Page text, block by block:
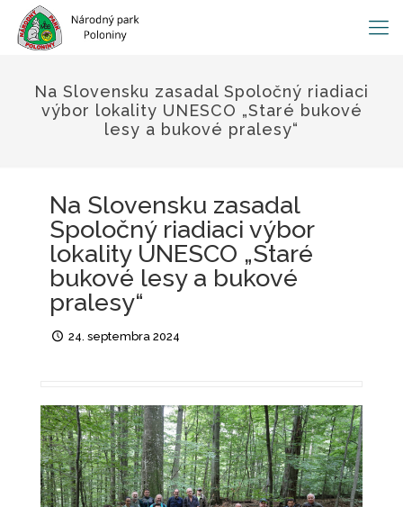
Na Slovensku zasadal Spoločný riadiaci
výbor lokality UNESCO „Staré bukové
lesy a bukové pralesy“
Na Slovensku zasadal
Spoločný riadiaci výbor
lokality UNESCO „Staré
bukové lesy a bukové
pralesy“
24. septembra 2024